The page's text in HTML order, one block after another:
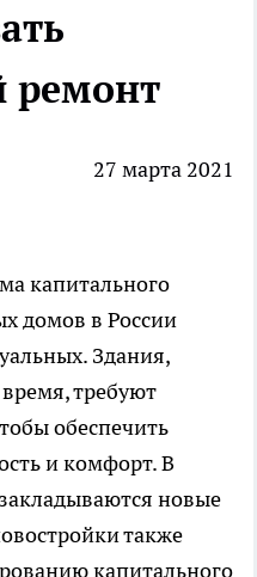
ремонт
27 марта 2021
капитального
домов в России
Здания,
требуют
обеспечить
и комфорт. В
новые
также
капитального